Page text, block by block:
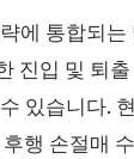
에 통합되
진입 및 퇴
있습니다.
행 손절매